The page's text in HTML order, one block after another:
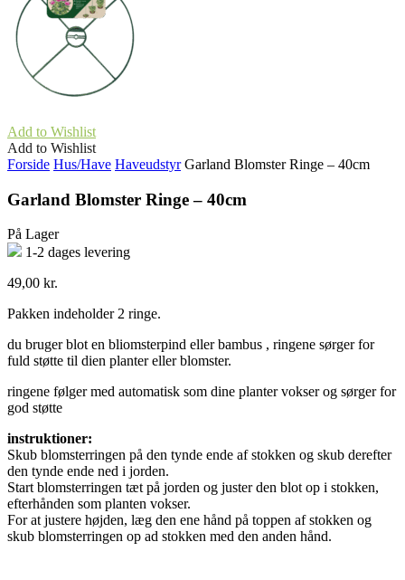
Add to Wishlist
Add to Wishlist
Forside Hus/Have Haveudstyr Garland Blomster Ringe – 40cm
Garland Blomster Ringe – 40cm
På Lager
1-2 dages levering
49,00 kr.
Pakken indeholder 2 ringe.
du bruger blot en bliomsterpind eller bambus , ringene sørger for
fuld støtte til dien planter eller blomster.
ringene følger med automatisk som dine planter vokser og sørger for
god støtte
instruktioner:
Skub blomsterringen på den tynde ende af stokken og skub derefter
den tynde ende ned i jorden.
Start blomsterringen tæt på jorden og juster den blot op i stokken,
efterhånden som planten vokser.
For at justere højden, læg den ene hånd på toppen af ​​stokken og
skub blomsterringen op ad stokken med den anden hånd.